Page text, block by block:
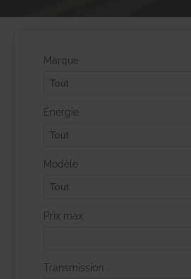
Marque
Énergie
Modèle
Prix max
Transmission